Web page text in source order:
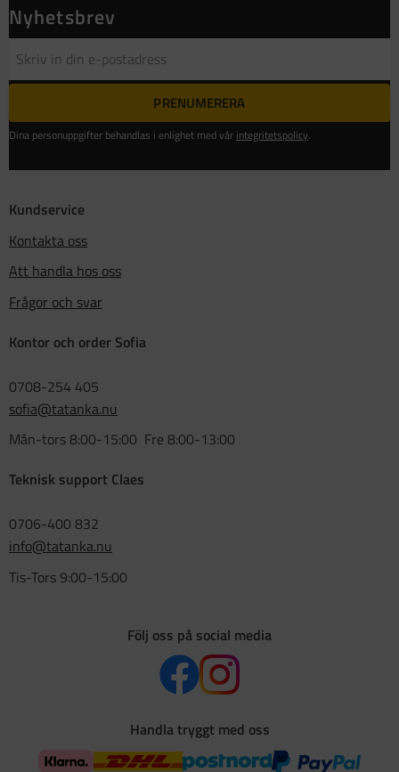
Nyhetsbrev
PRENUMERERA
Dina personuppgifter behandlas i enlighet med vår integritetspolicy.
Kundservice
Kontakta oss
Att handla hos oss
Frågor och svar
Kontor och order Sofia
0708-254 405
sofia@tatanka.nu
Mån-tors 8:00-15:00 Fre 8:00-13:00
Teknisk support Claes
0706-400 832
info@tatanka.nu
Tis-Tors 9:00-15:00
Följ oss på social media
Handla tryggt med oss